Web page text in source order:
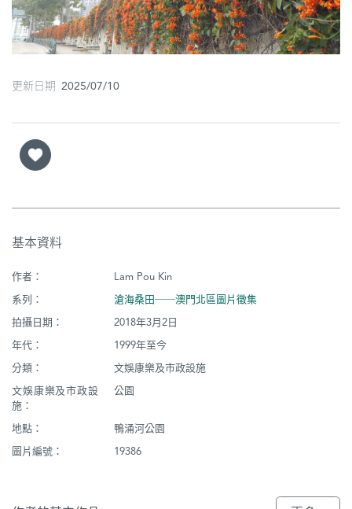
堂
更新日期 2025/07/10
基本資料
作者：
Lam Pou Kin
系列：
滄海桑田──澳門北區圖片徵集
拍攝日期：
2018年3月2日
年代：
1999年至今
分類：
文娛康樂及市政設施
文娛康樂及市政設
施：
公園
地點：
鴨涌河公園
圖片編號：
19386